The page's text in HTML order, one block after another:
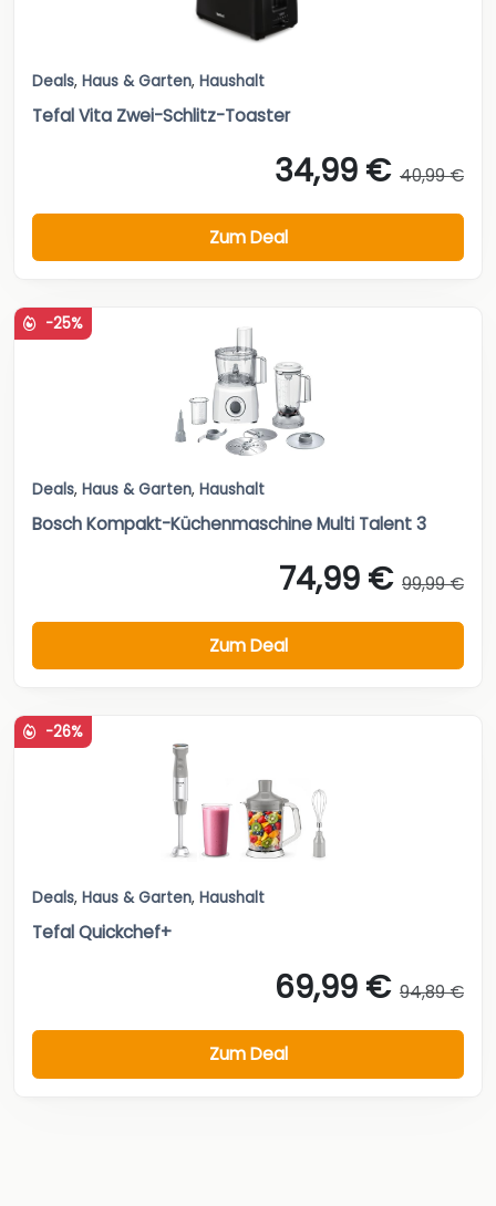
Deals, Haus & Garten, Haushalt
Tefal Vita Zwei-Schlitz-Toaster
34,99 € 40,99 €
Zum Deal
-25%
Deals, Haus & Garten, Haushalt
Bosch Kompakt-Küchenmaschine Multi Talent 3
74,99 € 99,99 €
Zum Deal
-26%
Deals, Haus & Garten, Haushalt
Tefal Quickchef+
69,99 € 94,89 €
Zum Deal